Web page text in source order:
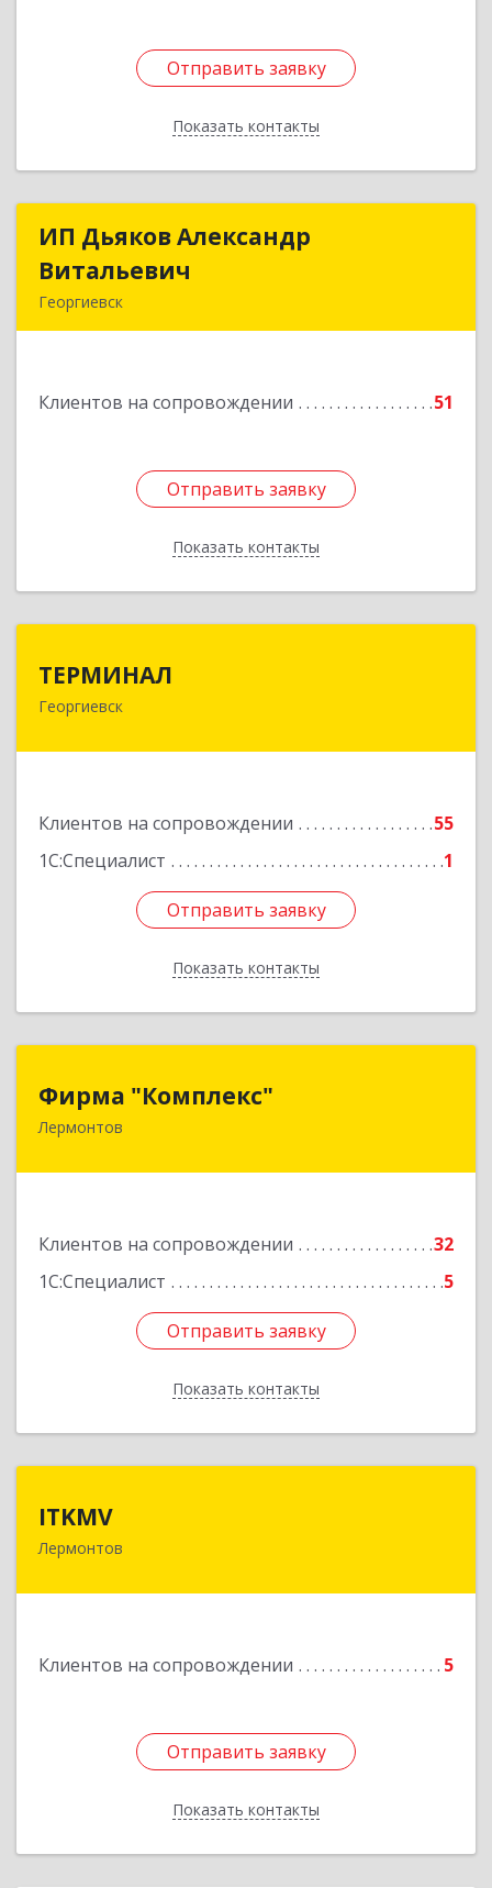
Отправить заявку
Показать контакты
Отправить заявку
Назад
ИП Дьяков Александр
Витальевич
Георгиевск
Клиентов на сопровождении 51
Отправить заявку
Показать контакты
ИП Дьяков Александр
Отправить заявку
Назад
ТЕРМИНАЛ
Георгиевск
Клиентов на сопровождении
55
1С:Специалист
1
Отправить заявку
Показать контакты
357820, Ставропольский край, Георгиевск г,
Отправить заявку
Назад
Фирма "Комплекс"
Лермонтов
Клиентов на сопровождении
32
1С:Специалист
5
Отправить заявку
Показать контакты
357348, Ставропольский край, Лермонтов г,
Отправить заявку
Назад
ITKMV
Лермонтов
Клиентов на сопровождении 5
Отправить заявку
Показать контакты
Отправить заявку
Назад